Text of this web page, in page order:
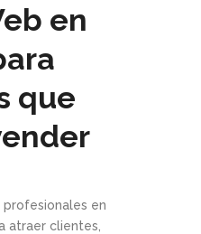
en
que
profesionales en
atraer clientes,